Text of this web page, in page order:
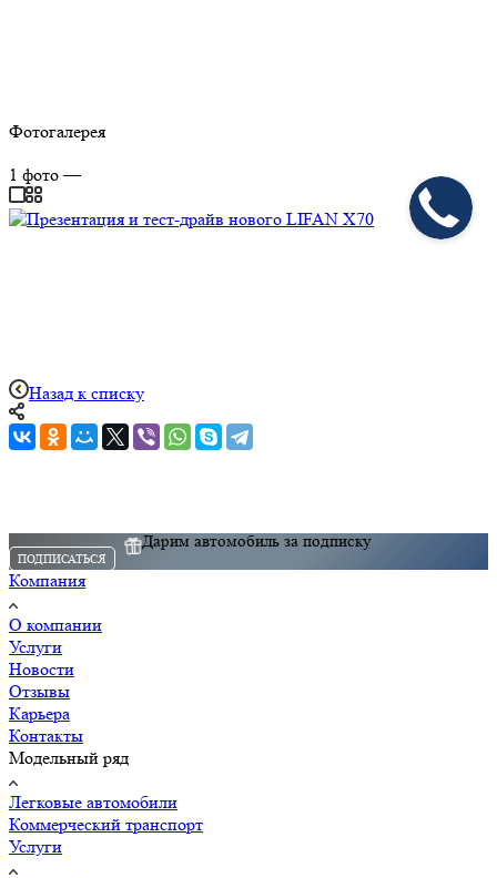
Фотогалерея
1 фото—
Назад к списку
Дарим автомобиль за подписку
ПОДПИСАТЬСЯ
Компания
О компании
Услуги
Новости
Отзывы
Карьера
Контакты
Модельный ряд
Легковые автомобили
Коммерческий транспорт
Услуги